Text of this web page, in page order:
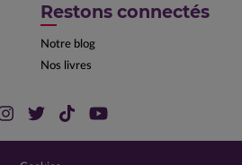
Restons connectés
Notre blog
Nos livres